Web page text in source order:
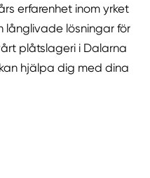
erfarenhet inom yrket
långlivade lösningar för
plåtslageri i Dalarna
hjälpa dig med dina